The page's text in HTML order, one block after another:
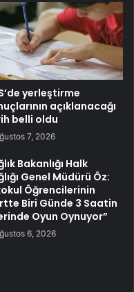
yerleştirme
açıklanacağı
belli oldu
7, 2026
Bakanlığı Halk
Genel Müdürü Öz:
Öğrencilerinin
Biri Günde 3 Saatin
Oyun Oynuyor”
6, 2026